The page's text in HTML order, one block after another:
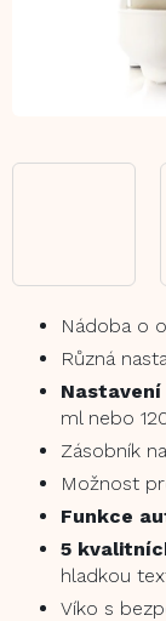
Nádoba o
Různá
Nastavení
ml nebo
Zásobník
Možnost
Funkce
5
hladkou
Víko s